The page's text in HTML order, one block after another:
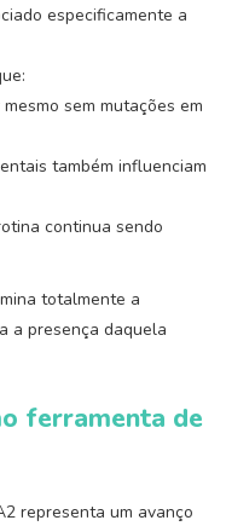
especificamente a
sem mutações em
também influenciam
continua sendo
totalmente a
a presença daquela
ferramenta de
representa um avanço